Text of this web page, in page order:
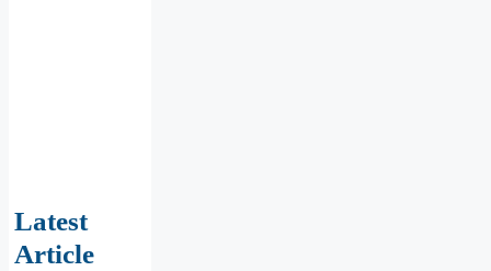
Latest
Article